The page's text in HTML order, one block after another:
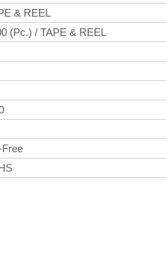
& REEL
(Pc.) / TAPE & REEL
Free